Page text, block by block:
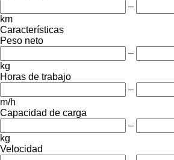
–
km
Características
Peso neto
–
kg
Horas de trabajo
–
m/h
Capacidad de carga
–
kg
Velocidad